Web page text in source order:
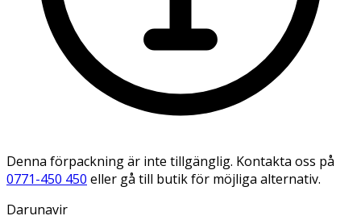
Denna förpackning är inte tillgänglig. Kontakta oss på
0771-450 450 eller gå till butik för möjliga alternativ.
Darunavir